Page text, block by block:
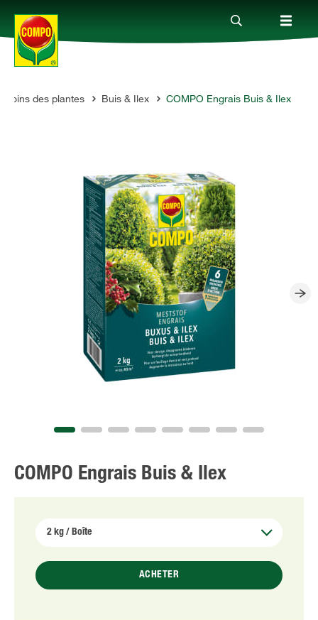
Produits
Qui sommes-nous?
soins des plantes Buis & Ilex COMPO Engrais Buis & Ilex
COMPO Engrais Buis & Ilex
ACHETER